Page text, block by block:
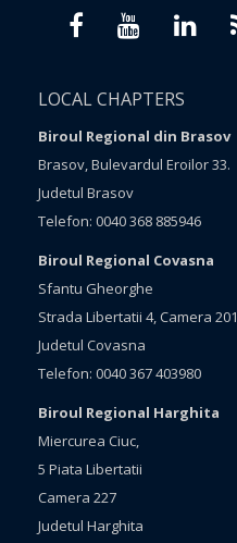
LOCAL CHAPTERS
Biroul Regional din Brasov
Brasov, Bulevardul Eroilor 33.
Judetul Brasov
Telefon: 0040 368 885946
Biroul Regional Covasna
Sfantu Gheorghe
Strada Libertatii 4, Camera 201
Judetul Covasna
Telefon: 0040 367 403980
Biroul Regional Harghita
Miercurea Ciuc,
5 Piata Libertatii
Camera 227
Judetul Harghita